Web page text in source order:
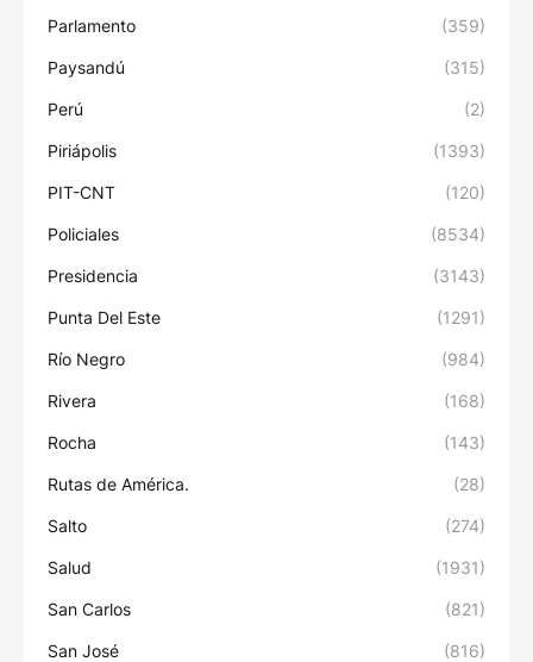
Parlamento (359)
Paysandú (315)
Perú (2)
Piriápolis (1393)
PIT-CNT (120)
Policiales (8534)
Presidencia (3143)
Punta Del Este (1291)
Río Negro (984)
Rivera (168)
Rocha (143)
Rutas de América. (28)
Salto (274)
Salud (1931)
San Carlos (821)
San José (816)